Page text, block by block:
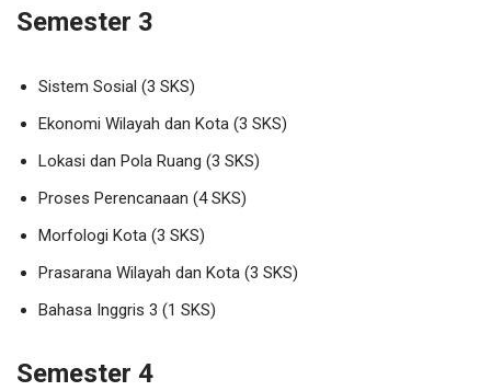
Semester 3
Sistem Sosial (3 SKS)
Ekonomi Wilayah dan Kota (3 SKS)
Lokasi dan Pola Ruang (3 SKS)
Proses Perencanaan (4 SKS)
Morfologi Kota (3 SKS)
Prasarana Wilayah dan Kota (3 SKS)
Bahasa Inggris 3 (1 SKS)
Semester 4